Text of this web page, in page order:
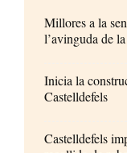
Millores a la
l’avinguda de
Inicia la
Castelldefels
Castelldefels